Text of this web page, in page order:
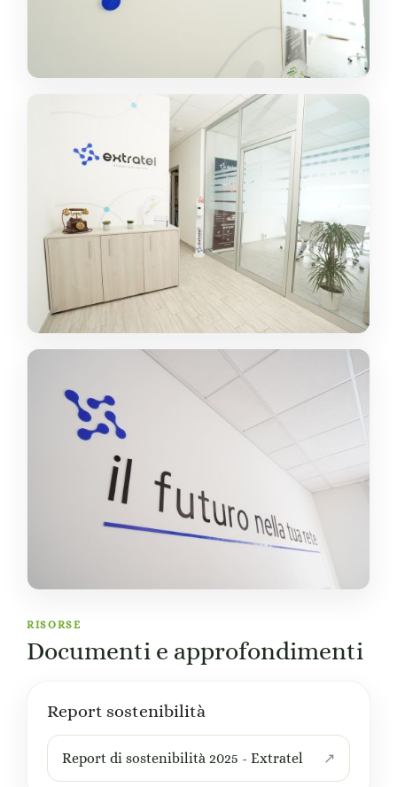
RISORSE
Documenti e approfondimenti
Report sostenibilità
Report di sostenibilità 2025 - Extratel